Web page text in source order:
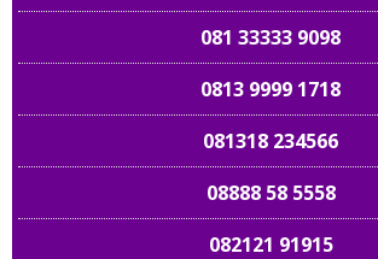
081 33333 9098
0813 9999 1718
081318 234566
08888 58 5558
082121 91915